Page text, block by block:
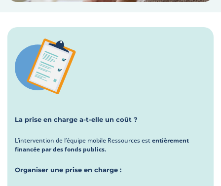
La prise en charge a-t-elle un coût ?
L’intervention de l’équipe mobile Ressources estentièrement
financée par des fonds publics.
Organiser une prise en charge :